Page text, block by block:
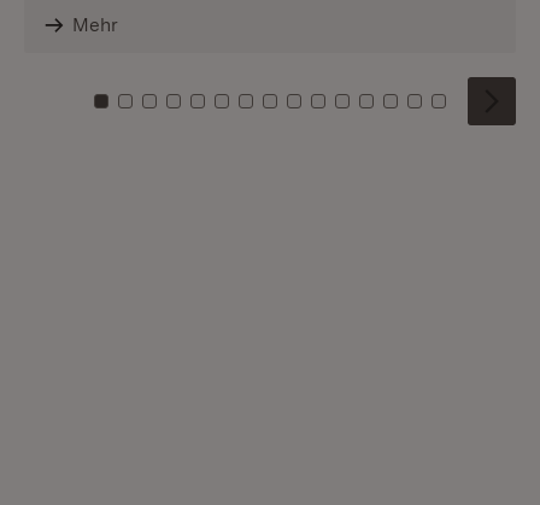
Mehr
Zu Kachel: 0
Zu Kachel: 1
Zu Kachel: 2
Zu Kachel: 3
Zu Kachel: 4
Zu Kachel: 5
Zu Kachel: 6
Zu Kachel: 7
Zu Kachel: 8
Zu Kachel: 9
Zu Kachel: 10
Zu Kachel: 11
Zu Kachel: 12
Zu Kachel:
Zu